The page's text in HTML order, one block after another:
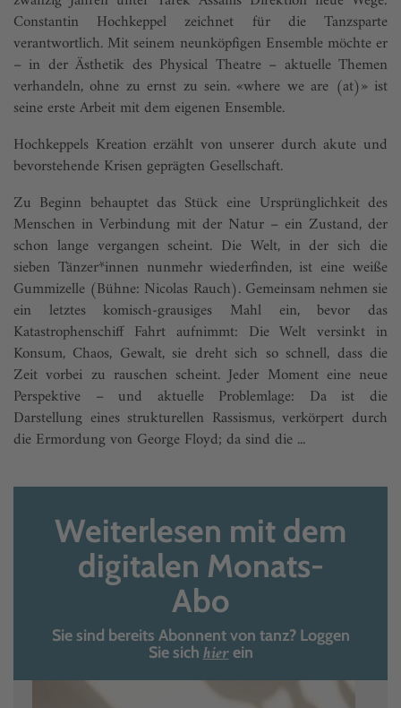
Constantin Hochkeppel zeichnet für die Tanzsparte
verantwortlich. Mit seinem neunköpfigen Ensemble möchte er
– in der Ästhetik des Physical Theatre – aktuelle Themen
verhandeln, ohne zu ernst zu sein. «where we are (at)» ist
seine erste Arbeit mit dem eigenen Ensemble.
Hochkeppels Kreation erzählt von unserer durch akute und
bevorstehende Krisen geprägten Gesellschaft.
Zu Beginn behauptet das Stück eine Ursprünglichkeit des
Menschen in Verbindung mit der Natur – ein Zustand, der
schon lange vergangen scheint. Die Welt, in der sich die
sieben Tänzer*innen nunmehr wiederfinden, ist eine weiße
Gummizelle (Bühne: Nicolas Rauch). Gemeinsam nehmen sie
ein letztes komisch-grausiges Mahl ein, bevor das
Katastrophenschiff Fahrt aufnimmt: Die Welt versinkt in
Konsum, Chaos, Gewalt, sie dreht sich so schnell, dass die
Zeit vorbei zu rauschen scheint. Jeder Moment eine neue
Perspektive – und aktuelle Problemlage: Da ist die
Darstellung eines strukturellen Rassismus, verkörpert durch
die Ermordung von George Floyd; da sind die ...
Weiterlesen mit dem
digitalen Monats-
Abo
Sie sind bereits Abonnent von tanz? Loggen
Sie sich hierein